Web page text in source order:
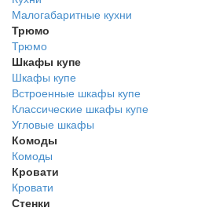
Малогабаритные кухни
Трюмо
Трюмо
Шкафы купе
Шкафы купе
Встроенные шкафы купе
Классические шкафы купе
Угловые шкафы
Комоды
Комоды
Кровати
Кровати
Стенки